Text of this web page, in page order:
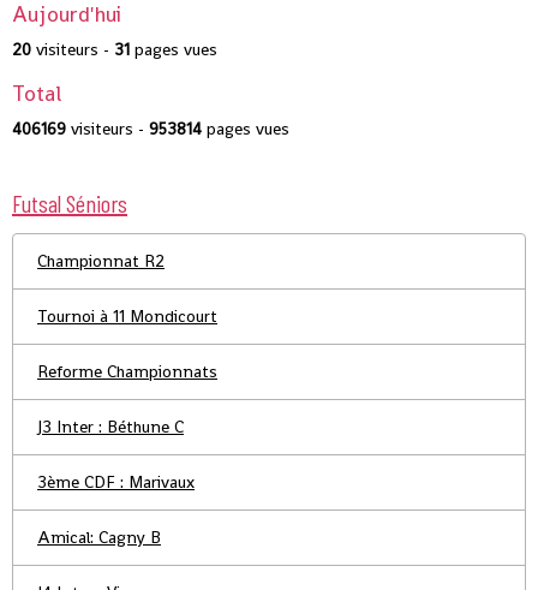
Aujourd'hui
20 visiteurs - 31 pages vues
Total
406169 visiteurs - 953814 pages vues
Futsal Séniors
Championnat R2
Tournoi à 11 Mondicourt
Reforme Championnats
J3 Inter : Béthune C
3ème CDF : Marivaux
Amical: Cagny B